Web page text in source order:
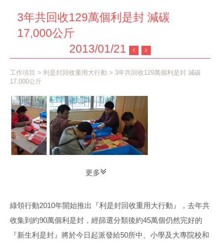
3年共回收129萬個利是封 減碳
17,000公斤
2013/01/21
工作項目 > 利是封回收重用大行動 > 3年共回收129萬個利是封 減碳
17,000公斤
更多
綠領行動2010年開始推出『利是封回收重用大行動』，去年共
收集到約90萬個利是封，經篩選分類後約45萬個仍然完好的
『新生利是封』將於今日起派發給50所中、小學及大專院校和